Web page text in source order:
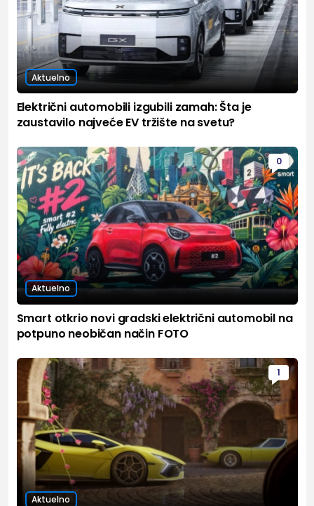
Aktuelno
Električni automobili izgubili zamah: Šta je
zaustavilo najveće EV tržište na svetu?
0
Aktuelno
Smart otkrio novi gradski električni automobil na
potpuno neobičan način FOTO
1
Aktuelno